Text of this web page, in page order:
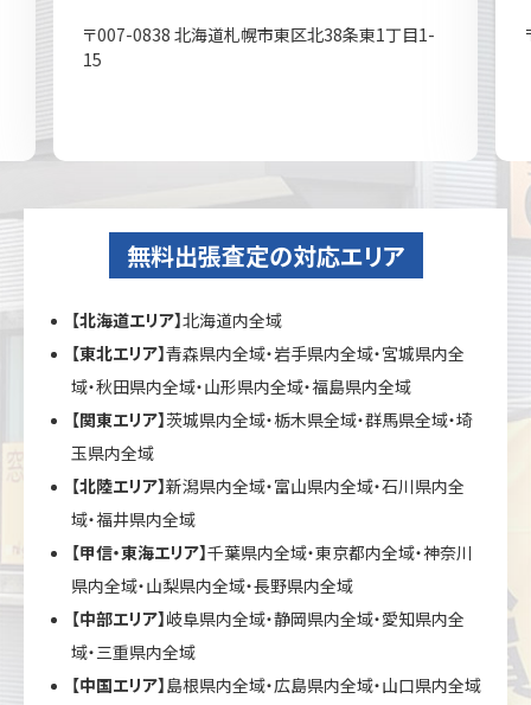
〒007-0838 北海道札幌市東区北38条東1丁目1-
15
無料出張査定の対応エリア
【北海道エリア】北海道内全域
【東北エリア】青森県内全域・岩手県内全域・宮城県内全
域・秋田県内全域・山形県内全域・福島県内全域
【関東エリア】茨城県内全域・栃木県全域・群馬県全域・埼
玉県内全域
【北陸エリア】新潟県内全域・富山県内全域・石川県内全
域・福井県内全域
【甲信・東海エリア】千葉県内全域・東京都内全域・神奈川
県内全域・山梨県内全域・長野県内全域
【中部エリア】岐阜県内全域・静岡県内全域・愛知県内全
域・三重県内全域
【中国エリア】島根県内全域・広島県内全域・山口県内全域